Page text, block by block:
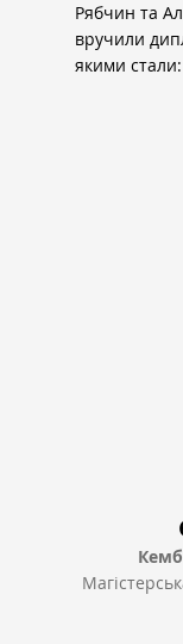
Рябчин та
вручили
якими стали: